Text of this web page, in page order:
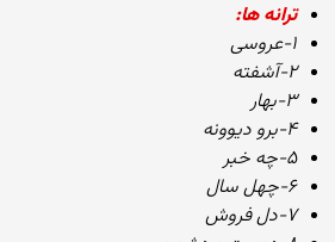
ترانه ها:
۱-عروسی
۲-آشفته
۳-بهار
۴-برو دیوونه
۵-چه خبر
۶-چهل سال
۷-دل فروش